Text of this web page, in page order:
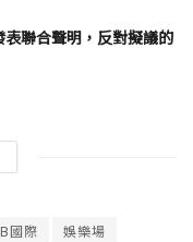
聯合聲明，反對擬議的
國際
娛樂場